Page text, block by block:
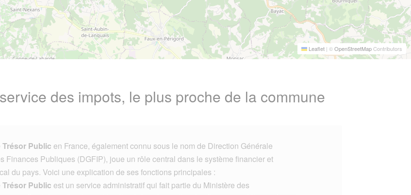
Leaflet | ©OpenStreetMapContributors
des impots, le plus proche de la commune
Trésor Public en France, également connu sous le nom de Direction Générale
Finances Publiques (DGFIP), joue un rôle central dans le système financier et
du pays. Voici une explication de ses fonctions principales :
Trésor Public est un service administratif qui fait partie du Ministère des